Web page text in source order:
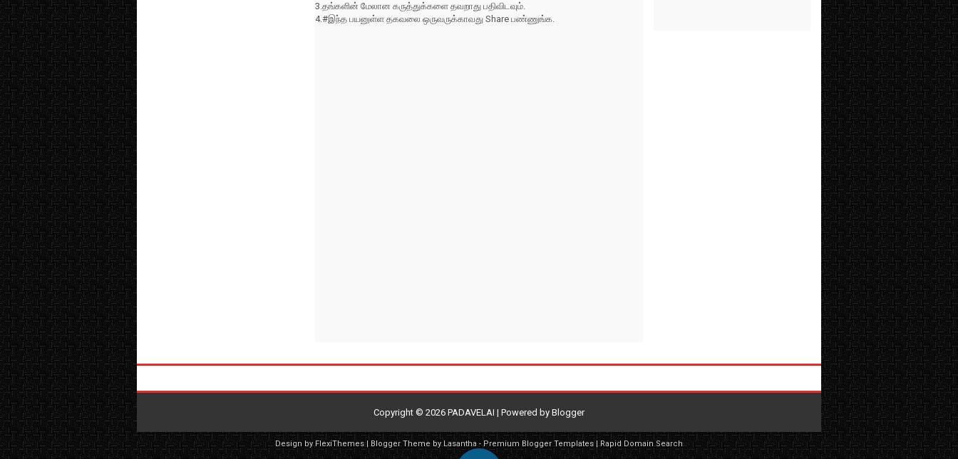
3.தங்களின் மேலான கருத்துக்களை தவறாது பதிவிடவும்.
4.#இந்த பயனுள்ள தகவலை ஒருவருக்காவது Share பண்ணுங்க.
Copyright © 2026 PADAVELAI | Powered by Blogger
Design byFlexiThemes| Blogger Theme byLasantha -Premium Blogger Templates |Rapid Domain Search